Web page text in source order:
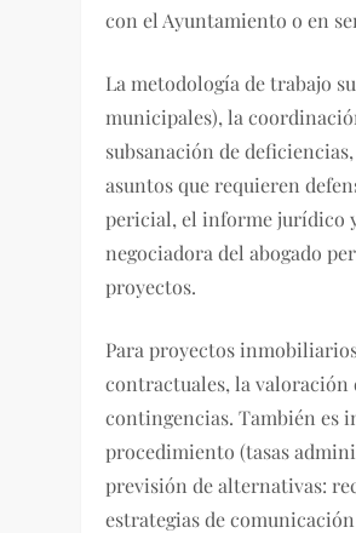
con el Ayuntamiento o en
La metodología de trabajo
municipales), la
subsanación de
asuntos que requieren
pericial, el informe jurídico
negociadora del abogado
proyectos.
Para proyectos
contractuales, la
contingencias. También es
procedimiento (tasas
previsión de alternativas:
estrategias de